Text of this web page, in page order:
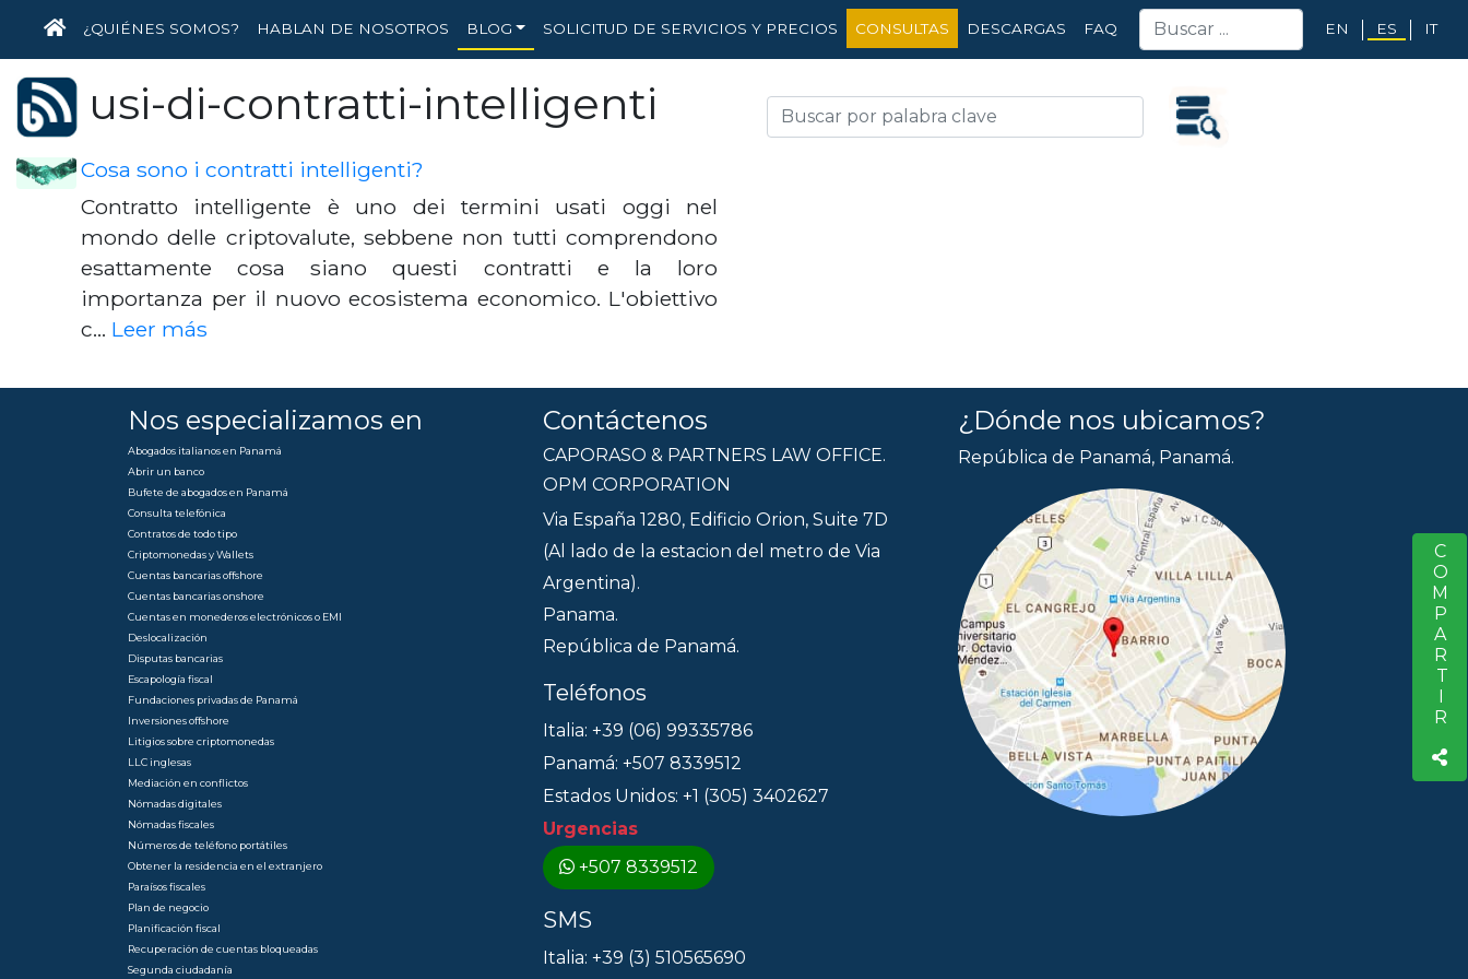
INICIO
¿QUIÉNES SOMOS? HABLAN DE NOSOTROS BLOG SOLICITUD DE SERVICIOS Y PRECIOS CONSULTAS DESCARGAS FAQ EN ES IT
usi-di-contratti-intelligenti
Cosa sono i contratti intelligenti?
Contratto intelligente è uno dei termini usati oggi nel
mondo delle criptovalute, sebbene non tutti comprendono
esattamente cosa siano questi contratti e la loro
importanza per il nuovo ecosistema economico. L'obiettivo
c… Leer más
COMPARTIR
Nos especializamos en
Abogados italianos en Panamá
Abrir un banco
Bufete de abogados en Panamá
Consulta telefónica
Contratos de todo tipo
Criptomonedas y Wallets
Cuentas bancarias offshore
Cuentas bancarias onshore
Cuentas en monederos electrónicos o EMI
Deslocalización
Disputas bancarias
Escapología fiscal
Fundaciones privadas de Panamá
Inversiones offshore
Litigios sobre criptomonedas
LLC inglesas
Mediación en conflictos
Nómadas digitales
Nómadas fiscales
Números de teléfono portátiles
Obtener la residencia en el extranjero
Paraísos fiscales
Plan de negocio
Planificación fiscal
Recuperación de cuentas bloqueadas
Segunda ciudadanía
Contáctenos
CAPORASO & PARTNERS LAW OFFICE.
OPM CORPORATION
Via España 1280, Edificio Orion, Suite 7D
(Al lado de la estacion del metro de Via
Argentina).
Panama.
República de Panamá.
Teléfonos
Italia: +39 (06) 99335786
Panamá: +507 8339512
Estados Unidos: +1 (305) 3402627
Urgencias
+507 8339512
SMS
Italia: +39 (3) 510565690
¿Dónde nos ubicamos?
República de Panamá, Panamá.